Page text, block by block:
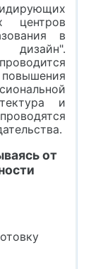
центров
в
дизайн".
и
от